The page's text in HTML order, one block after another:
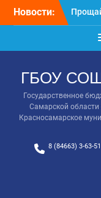
Новости:
школа!
ТОП
на
ГБОУ СОШ
Государственное
Самарской
Красносамарское
8 (84663) 3-63-51